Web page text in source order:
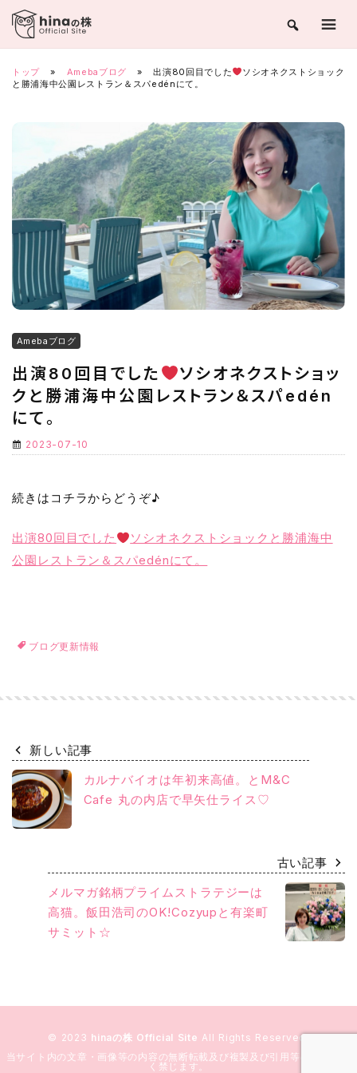
Skip
content
トップ » Amebaブログ » 出演80回目でした
ソシオネクストショック
と勝浦海中公園レストラン＆スパedénにて。
Amebaブログ
出演80回目でした
ソシオネクストショッ
クと勝浦海中公園レストラン＆スパedén
にて。
2023-07-10
続きはコチラからどうぞ♪
出演80回目でした
ソシオネクストショックと勝浦海中
公園レストラン＆スパedénにて。
ブログ更新情報
新しい記事
カルナバイオは年初来高値。とM&C
Cafe 丸の内店で早矢仕ライス♡
古い記事
メルマガ銘柄プライムストラテジーは
高猫。飯田浩司のOK!Cozyupと有楽町
サミット☆
© 2023 hinaの株 Official Site All Rights Reserved.
当サイト内の文章・画像等の内容の無断転載及び複製及び引用等の行為を固
く禁じます。